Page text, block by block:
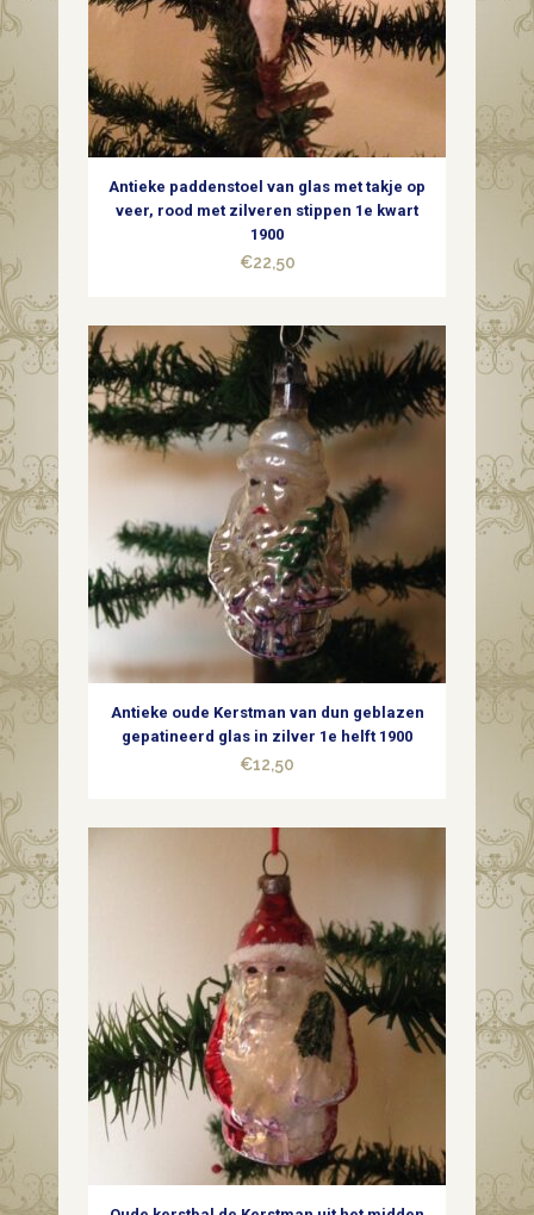
Antieke paddenstoel van glas met takje op
veer, rood met zilveren stippen 1e kwart
1900
€22,50
Antieke oude Kerstman van dun geblazen
gepatineerd glas in zilver 1e helft 1900
€12,50